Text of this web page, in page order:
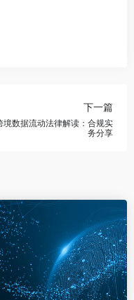
下一篇
境数据流动法律解读：合规实
务分享